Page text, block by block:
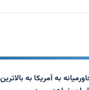
به آمریکا به بالاترین